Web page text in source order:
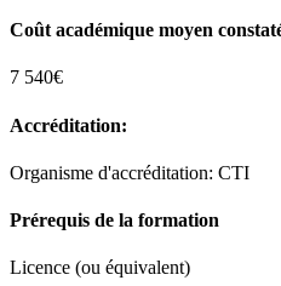
Coût académique moyen
7 540€
Accréditation:
Organisme d'accréditation: CTI
Prérequis de la formation
Licence (ou équivalent)